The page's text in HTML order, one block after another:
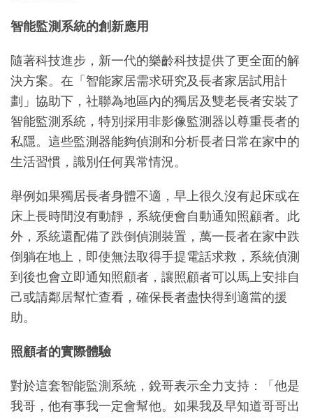
智能監測系統的創新應用
隨著科技進步，新一代的樂齡科技提供了更全面的解
決方案。在「智能家居需求研究及長者家居試用計
劃」協助下，社聯為地區內的獨居及雙老長者安裝了
智能監測系統，特別採用非影像監測器以尊重長者的
私隱。這些監測器能夠偵測和分析長者日常在家中的
生活習慣，識別任何異常情況。
舉例如果獨居長者身體不適，早上很久沒有起床或在
床上長時間沒有動靜，系統便會自動通知照顧者。此
外，系統還配備了跌倒偵測裝置，萬一長者在家中跌
倒躺在地上，即使無法取得手提電話求救，系統偵測
到後也會立即通知照顧者，讓照顧者可以馬上安排自
己或請鄰居幫忙查看，確保長者盡快得到適當的援
助。
照顧者的實際體驗
對於這套智能監測系統，銳哥表示全力支持：「他是
我哥，他有事我一定會幫他。如果我及早知道哥哥出